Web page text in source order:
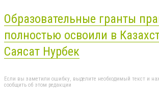
Образовательные гранты
полностью освоили в
Саясат Нурбек
Если вы заметили ошибку, выделите необходимый текст и
сообщить об этом редакции